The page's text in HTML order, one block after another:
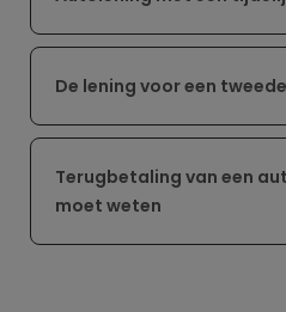
De lening voor een
Terugbetaling van een
moet weten